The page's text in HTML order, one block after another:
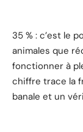
35 % : c’est le
animales que
fonctionner à
chiffre trace la
banale et un